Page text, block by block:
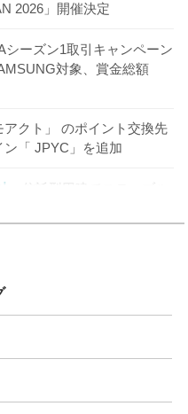
2026」開催決定
シーズン1取引キャンペーン
対象、賞金総額
アクト」 のポイント交換先
「 JPYC」を追加
信託型円建てステーブル